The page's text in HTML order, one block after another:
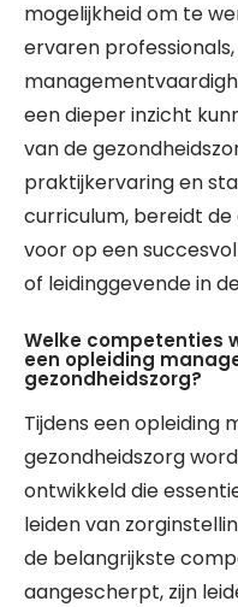
mogelijkheid om te
ervaren
een dieper inzicht
van de
praktijkervaring en
curriculum, bereidt
voor op een
of leidinggevende in
Welke competenties
een opleiding
gezondheidszorg?
Tijdens een opleiding
gezondheidszorg
ontwikkeld die
leiden van
de belangrijkste
aangescherpt, zijn